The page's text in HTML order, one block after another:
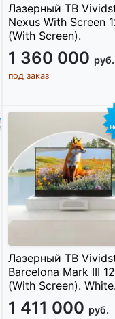
Лазерный ТВ
Nexus With Screen
(With Screen).
1 360 000 руб.
под заказ
Лазерный ТВ
Barcelona Mark III
(With Screen). White.
1 411 000 руб.